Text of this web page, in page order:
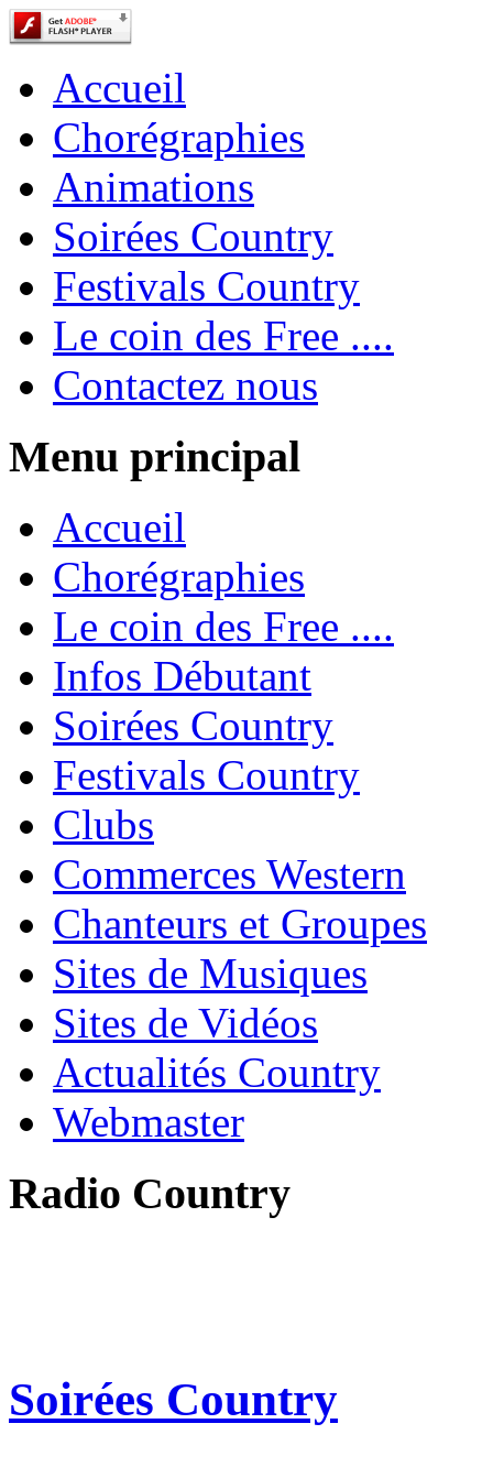
Accueil
Chorégraphies
Animations
Soirées Country
Festivals Country
Le coin des Free ....
Contactez nous
Menu principal
Accueil
Chorégraphies
Le coin des Free ....
Infos Débutant
Soirées Country
Festivals Country
Clubs
Commerces Western
Chanteurs et Groupes
Sites de Musiques
Sites de Vidéos
Actualités Country
Webmaster
Radio Country
Soirées Country